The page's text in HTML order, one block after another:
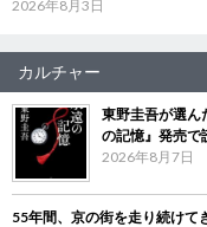
2026年8月3日
カルチャー
東野圭吾が選
の記憶』発売で
2026年8月7日
55年間、京の街を走り続け